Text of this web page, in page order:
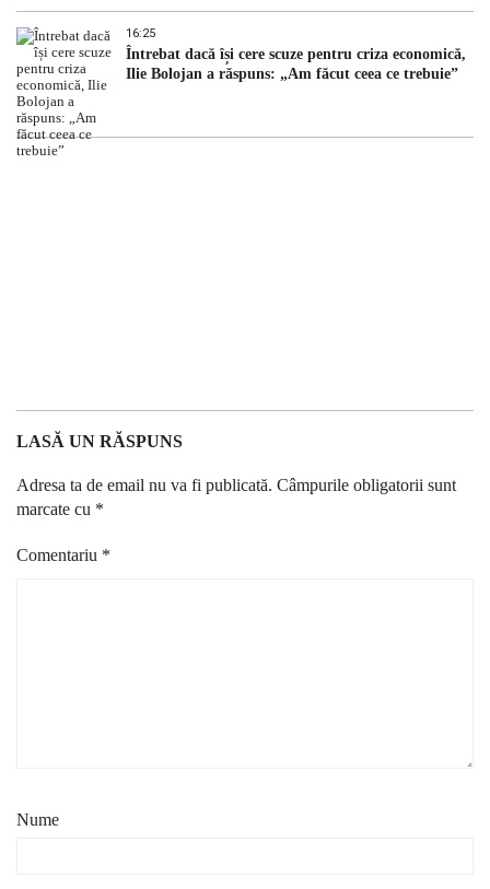
16:25
Întrebat dacă își cere scuze pentru criza economică,
Ilie Bolojan a răspuns: „Am făcut ceea ce trebuie”
LASĂ UN RĂSPUNS
Adresa ta de email nu va fi publicată. Câmpurile obligatorii sunt
marcate cu *
Comentariu *
Nume